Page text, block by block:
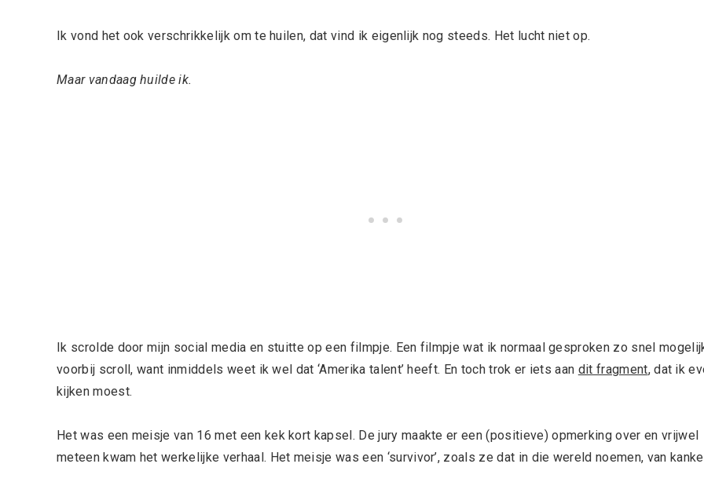
Ik vond het ook verschrikkelijk om te huilen, dat vind ik eigenlijk nog steeds. Het lucht niet op.
Maar vandaag huilde ik.
Ik scrolde door mijn social media en stuitte op een filmpje. Een filmpje wat ik normaal gesproken zo snel
voorbij scroll, want inmiddels weet ik wel dat ‘Amerika talent’ heeft. En toch trok er iets aan dit fragment, dat ik
kijken moest.
Het was een meisje van 16 met een kek kort kapsel. De jury maakte er een (positieve) opmerking over en vrijwel
meteen kwam het werkelijke verhaal. Het meisje was een ‘survivor’, zoals ze dat in die wereld noemen, van